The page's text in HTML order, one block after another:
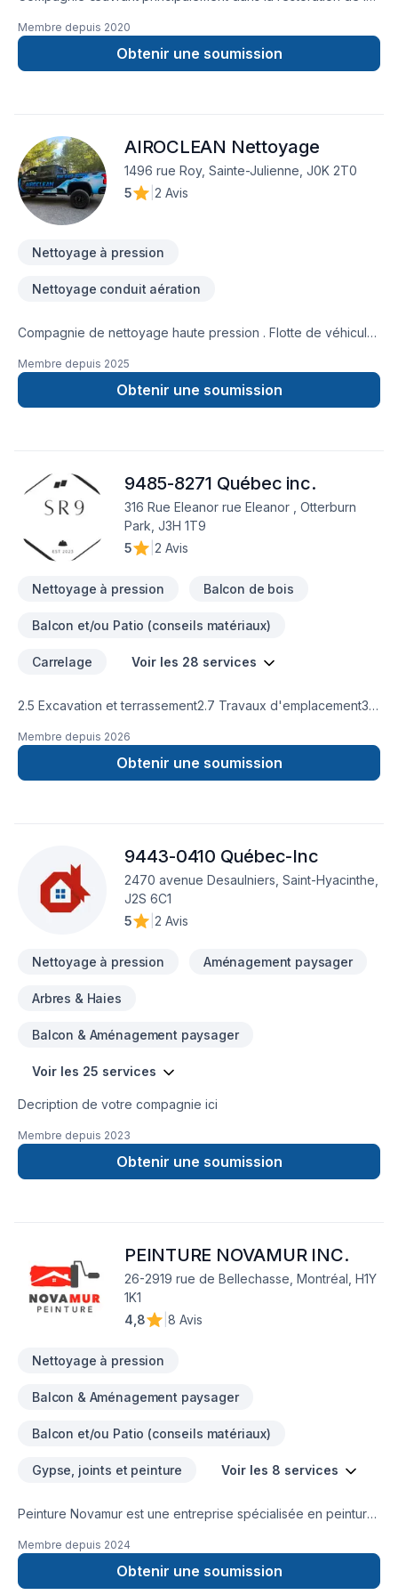
Membre depuis 2020
Obtenir une soumission
AIROCLEAN Nettoyage
1496 rue Roy, Sainte-Julienne, J0K 2T0
5
2 Avis
Nettoyage à pression
Nettoyage conduit aération
Compagnie de nettoyage haute pression . Flotte de véhicule
Membre depuis 2025
Obtenir une soumission
9485-8271 Québec inc.
316 Rue Eleanor rue Eleanor , Otterburn
Park, J3H 1T9
5
2 Avis
Nettoyage à pression Balcon de bois
Balcon et/ou Patio (conseils matériaux)
Carrelage Voir les 28 services
2.5 Excavation et terrassement2.7 Travaux d'emplacement3.2
structurale marbre et céramique5.2 Ouvrages métalliques6.2
Travaux de bois et plastique7 Isolation étanchéité
couvertures et revêtement extérieur8 Portes et fenêtres9
surveillanceMembre de l'APCHQ (Association des
professionnels de la construction et de l'habitation)
Membre depuis 2026
Obtenir une soumission
9443-0410 Québec-Inc
2470 avenue Desaulniers, Saint-Hyacinthe,
J2S 6C1
5
2 Avis
Nettoyage à pression Aménagement paysager
Arbres & Haies
Balcon & Aménagement paysager
Voir les 25 services
Decription de votre compagnie ici
Membre depuis 2023
Obtenir une soumission
PEINTURE NOVAMUR INC.
26-2919 rue de Bellechasse, Montréal, H1Y
1K1
4,8
8 Avis
Nettoyage à pression
Balcon & Aménagement paysager
Balcon et/ou Patio (conseils matériaux)
Gypse, joints et peinture Voir les 8 services
Peinture Novamur est une entreprise spécialisée en peinture
bois, brique et vinyle, terrasses, balcons, galeries d'entrée,
garages, escaliers, structures en fer forgé, etc.). Nous
offrons aussi des services de lavage à haute pression pour
Membre depuis 2024
Obtenir une soumission